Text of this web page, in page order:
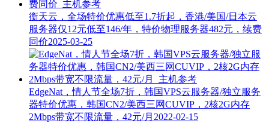
衡天云，全场特价优惠低至1.7折起，香港/美国/日本云
服务器仅12元低至146/年，特价物理服务器482元，续费
同价2025-03-25
EdgeNat，情人节全场7折，韩国VPS云服务器/独立服务
器特价优惠，韩国CN2/美西三网CUVIP，2核2G内存
2Mbps带宽不限流量，42元/月 2022-02-15